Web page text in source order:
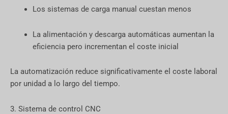
Los sistemas de carga manual cuestan menos
La alimentación y descarga automáticas aumentan la
eficiencia pero incrementan el coste inicial
La automatización reduce significativamente el coste laboral
por unidad a lo largo del tiempo.
3. Sistema de control CNC